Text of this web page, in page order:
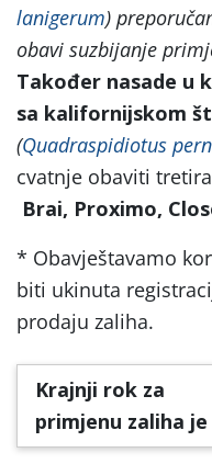
lanigerum)
obavi suzbijanje
Također nasade u
sa kalifornijskom
(Quadraspidiotus
cvatnje obaviti
Brai, Proximo,
* Obavještavamo
biti ukinuta
prodaju zaliha.
Krajnji rok za
primjenu zaliha je